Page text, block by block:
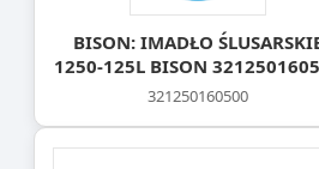
BISON: IMADŁO
1250-125L BISON
321250160500